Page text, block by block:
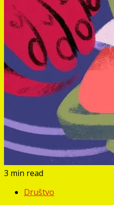
3 min read
Društvo